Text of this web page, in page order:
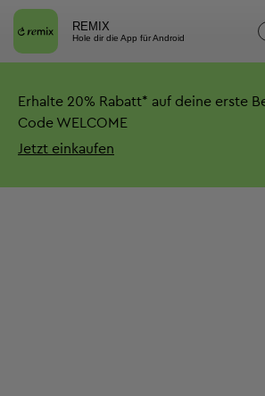
REMIX
Hole dir die App für Android
Erhalte 20% Rabatt* auf deine erste
Code WELCOME
Jetzt einkaufen